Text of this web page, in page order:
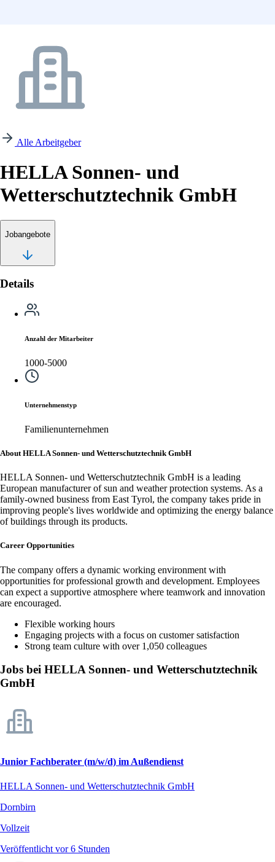
Alle Arbeitgeber
HELLA Sonnen- und
Wetterschutztechnik GmbH
Jobangebote
Details
Anzahl der Mitarbeiter
1000-5000
Unternehmenstyp
Familienunternehmen
About HELLA Sonnen- und Wetterschutztechnik GmbH
HELLA Sonnen- und Wetterschutztechnik GmbH is a leading
European manufacturer of sun and weather protection systems. As a
family-owned business from East Tyrol, the company takes pride in
improving people's lives worldwide and optimizing the energy balance
of buildings through its products.
Career Opportunities
The company offers a dynamic working environment with
opportunities for professional growth and development. Employees
can expect a supportive atmosphere where teamwork and innovation
are encouraged.
Flexible working hours
Engaging projects with a focus on customer satisfaction
Strong team culture with over 1,050 colleagues
Jobs bei HELLA Sonnen- und Wetterschutztechnik
GmbH
Junior Fachberater (m/w/d) im Außendienst
HELLA Sonnen- und Wetterschutztechnik GmbH
Dornbirn
Vollzeit
Veröffentlicht vor 6 Stunden